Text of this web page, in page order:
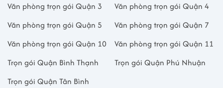
Văn phòng trọn gói Quận 3
Văn phòng trọn gói Quận 4
Văn phòng trọn gói Quận 5
Văn phòng trọn gói Quận 7
Văn phòng trọn gói Quận 10
Văn phòng trọn gói Quận 11
Trọn gói Quận Bình Thạnh
Trọn gói Quận Phú Nhuận
Trọn gói Quận Tân Bình